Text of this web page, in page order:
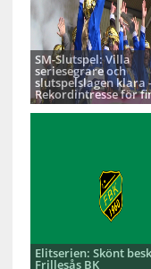
SM-Slutspel: Villa
seriesegrare och
slutspelslagen klara -
Rekordintresse för
Elitserien: Skönt
Frillesås BK